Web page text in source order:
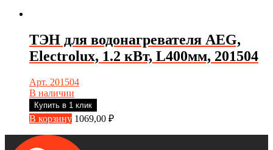
ТЭН для водонагревателя AEG,
Electrolux, 1.2 кВт, L400мм, 201504
Арт. 201504
В наличии
Купить в 1 клик
В корзину 1069,00 ₽